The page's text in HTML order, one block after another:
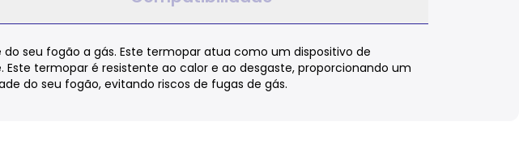
seu fogão a gás. Este termopar atua como um dispositivo de
termopar é resistente ao calor e ao desgaste, proporcionando um
do seu fogão, evitando riscos de fugas de gás.